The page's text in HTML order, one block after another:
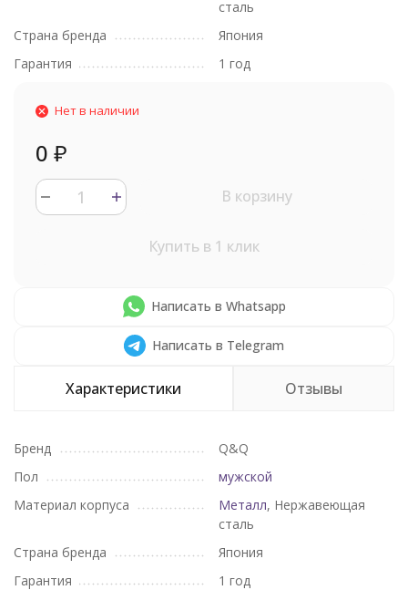
сталь
Страна бренда
Япония
Гарантия
1 год
Нет в наличии
0 ₽
В корзину
Купить в 1 клик
Написать в Whatsapp
Написать в Telegram
Характеристики Отзывы
Бренд
Q&Q
Пол
мужской
Материал корпуса
Металл, Нержавеющая
сталь
Страна бренда
Япония
Гарантия
1 год